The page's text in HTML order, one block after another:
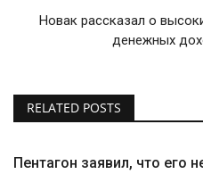
Новак рассказал о
денежных
RELATED POSTS
Пентагон заявил, что его